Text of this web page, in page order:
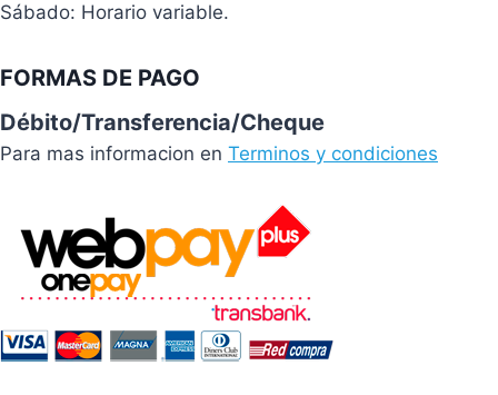
Sábado: Horario variable.
FORMAS DE PAGO
Débito/Transferencia/Cheque
Para mas informacion en Terminos y condiciones